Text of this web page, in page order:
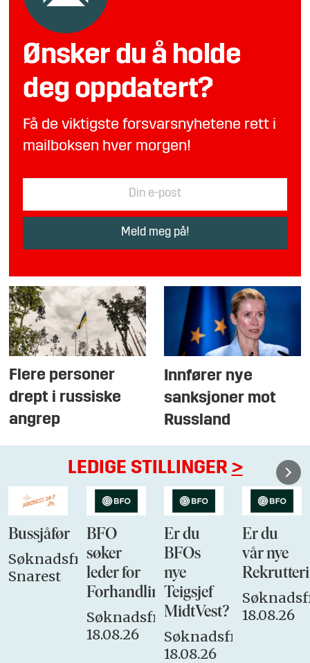
Ønsker du å holde
deg oppdatert?
Få de viktigste forsvarsnyhetene rett i
mailboksen hver morgen!
Flere personer
drept i russiske
angrep
Innfører nye
sanksjoner mot
Russland
LEDIGE STILLINGER >
Bussjåfør
Søknadsfrist:
Snarest
BFO
søker
leder for
Forhandlingsutvalget
Søknadsfrist:
18.08.26
Er du
BFOs
nye
Teigsjef
MidtVest?
Søknadsfrist:
18.08.26
Er du
vår nye
18.08.26